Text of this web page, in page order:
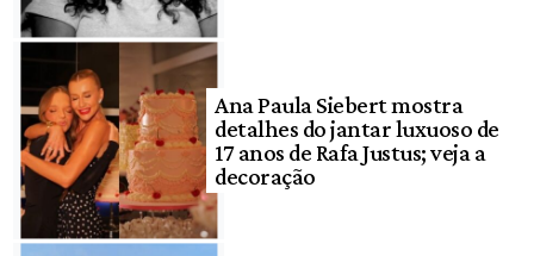
Ana Paula Siebert mostra
detalhes do jantar luxuoso de
17 anos de Rafa Justus; veja a
decoração